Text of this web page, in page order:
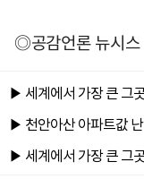
◎공감언론 뉴시스